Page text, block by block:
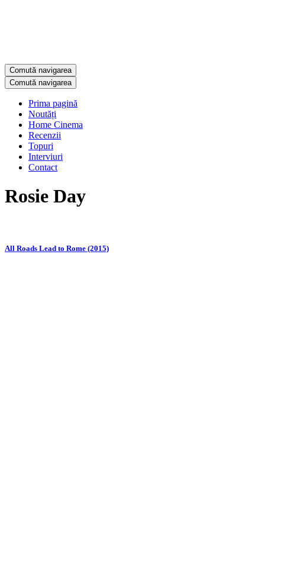
Comută navigarea
Comută navigarea
Prima pagină
Noutăți
Home Cinema
Recenzii
Topuri
Interviuri
Contact
Rosie Day
All Roads Lead to Rome (2015)